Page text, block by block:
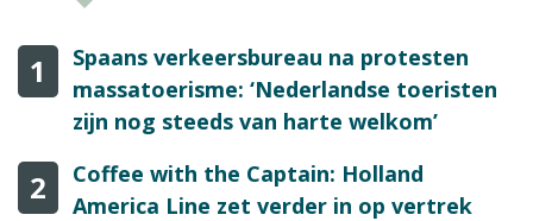
1
Spaans verkeersbureau na protesten
massatoerisme: ‘Nederlandse toeristen
zijn nog steeds van harte welkom’
2
Coffee with the Captain: Holland
America Line zet verder in op vertrek